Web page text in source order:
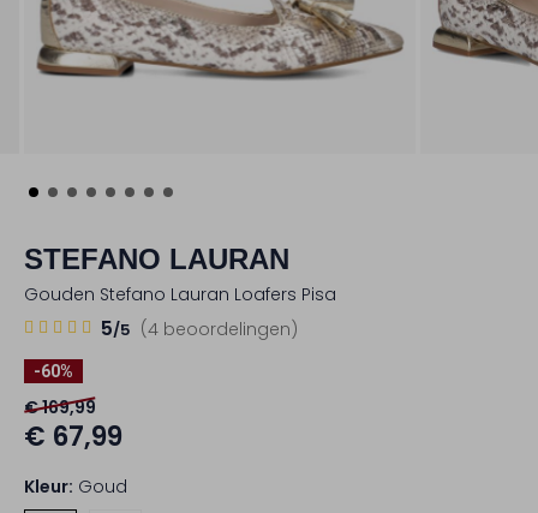
STEFANO LAURAN
Gouden Stefano Lauran Loafers Pisa
(4 beoordelingen)
5/5
4
5
Sterren
-60%
€ 169,99
€ 67,99
Kleur: Goud